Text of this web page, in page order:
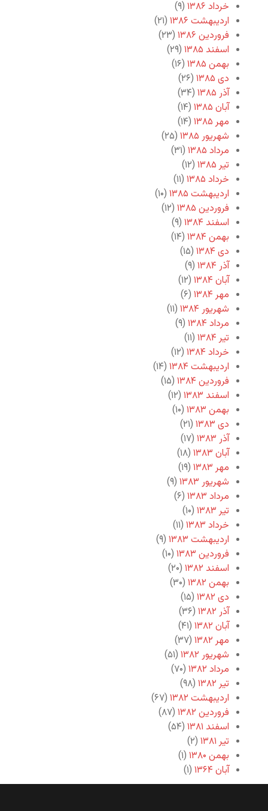
خرداد ۱۳۸۶
(۹)
اردیبهشت ۱۳۸۶
(۲۱)
فروردین ۱۳۸۶
(۲۳)
اسفند ۱۳۸۵
(۲۹)
بهمن ۱۳۸۵
(۱۶)
دی ۱۳۸۵
(۲۶)
آذر ۱۳۸۵
(۳۴)
آبان ۱۳۸۵
(۱۴)
مهر ۱۳۸۵
(۱۴)
شهریور ۱۳۸۵
(۲۵)
مرداد ۱۳۸۵
(۳۱)
تیر ۱۳۸۵
(۱۲)
خرداد ۱۳۸۵
(۱۱)
اردیبهشت ۱۳۸۵
(۱۰)
فروردین ۱۳۸۵
(۱۲)
اسفند ۱۳۸۴
(۹)
بهمن ۱۳۸۴
(۱۴)
دی ۱۳۸۴
(۱۵)
آذر ۱۳۸۴
(۹)
آبان ۱۳۸۴
(۱۲)
مهر ۱۳۸۴
(۶)
شهریور ۱۳۸۴
(۱۱)
مرداد ۱۳۸۴
(۹)
تیر ۱۳۸۴
(۱۱)
خرداد ۱۳۸۴
(۱۲)
اردیبهشت ۱۳۸۴
(۱۴)
فروردین ۱۳۸۴
(۱۵)
اسفند ۱۳۸۳
(۱۲)
بهمن ۱۳۸۳
(۱۰)
دی ۱۳۸۳
(۲۱)
آذر ۱۳۸۳
(۱۷)
آبان ۱۳۸۳
(۱۸)
مهر ۱۳۸۳
(۱۹)
شهریور ۱۳۸۳
(۹)
مرداد ۱۳۸۳
(۶)
تیر ۱۳۸۳
(۱۰)
خرداد ۱۳۸۳
(۱۱)
اردیبهشت ۱۳۸۳
(۹)
فروردین ۱۳۸۳
(۱۰)
اسفند ۱۳۸۲
(۲۰)
بهمن ۱۳۸۲
(۳۰)
دی ۱۳۸۲
(۱۵)
آذر ۱۳۸۲
(۳۶)
آبان ۱۳۸۲
(۴۱)
مهر ۱۳۸۲
(۳۷)
شهریور ۱۳۸۲
(۵۱)
مرداد ۱۳۸۲
(۷۰)
تیر ۱۳۸۲
(۹۸)
اردیبهشت ۱۳۸۲
(۶۷)
فروردین ۱۳۸۲
(۸۷)
اسفند ۱۳۸۱
(۵۴)
تیر ۱۳۸۱
(۲)
بهمن ۱۳۸۰
(۱)
آبان ۱۳۶۴
(۱)